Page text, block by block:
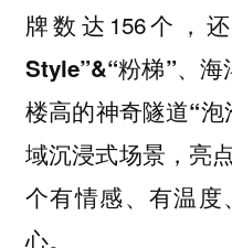
牌数达156个，
Style”&“粉梯”、
楼高的神奇隧道“泡
域沉浸式场景，亮
个有情感、有温
心。